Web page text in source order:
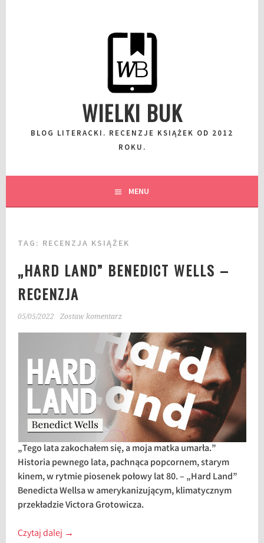
WIELKI BUK
BLOG LITERACKI. RECENZJE KSIĄŻEK OD 2012
ROKU.
MENU
TAG: RECENZJA KSIĄŻEK
„HARD LAND” BENEDICT WELLS –
RECENZJA
05/05/2022 Zostaw komentarz
„Tego lata zakochałem się, a moja matka umarła.”
Historia pewnego lata, pachnąca popcornem, starym
kinem, w rytmie piosenek połowy lat 80. – „Hard Land”
Benedicta Wellsaw amerykanizującym, klimatycznym
przekładzie Victora Grotowicza.
Czytaj dalej →